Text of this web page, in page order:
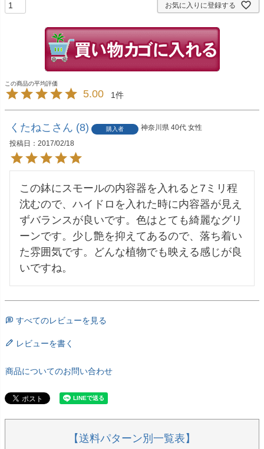
お気に入りに登録する
5.00 1
くたねこ 8 購入者 神奈川県 40代 女性
投稿日
2017/02/18
この鉢にスモールの内容器を入れると7ミリ程
沈むので、ハイドロを入れた時に内容器が見え
ずバランスが良いです。色はとても綺麗なグリ
ーンです。少し艶を抑えてあるので、落ち着い
た雰囲気です。どんな植物でも映える感じが良
いですね。
すべてのレビューを見る
レビューを書く
商品についてのお問い合わせ
【送料パターン別一覧表】